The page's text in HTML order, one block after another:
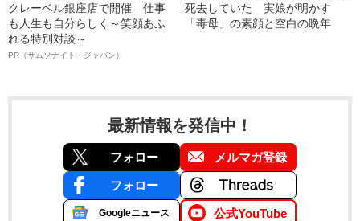
クレーベル銀座店で開催 仕事
も人生も自分らしく～笑顔あふ
れる特別対談～
PR（サムソナイト・ジャパン）
死去していた 実娘が明かす
「毒母」の素顔と空白の晩年
最新情報を発信中！
フォロー メルマガ登録
フォロー
Googleニュース 公式YouTube